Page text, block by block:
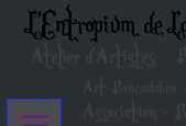
L'Entropium de
Atelier d'Artistes
Art-Bracadabra
Association -